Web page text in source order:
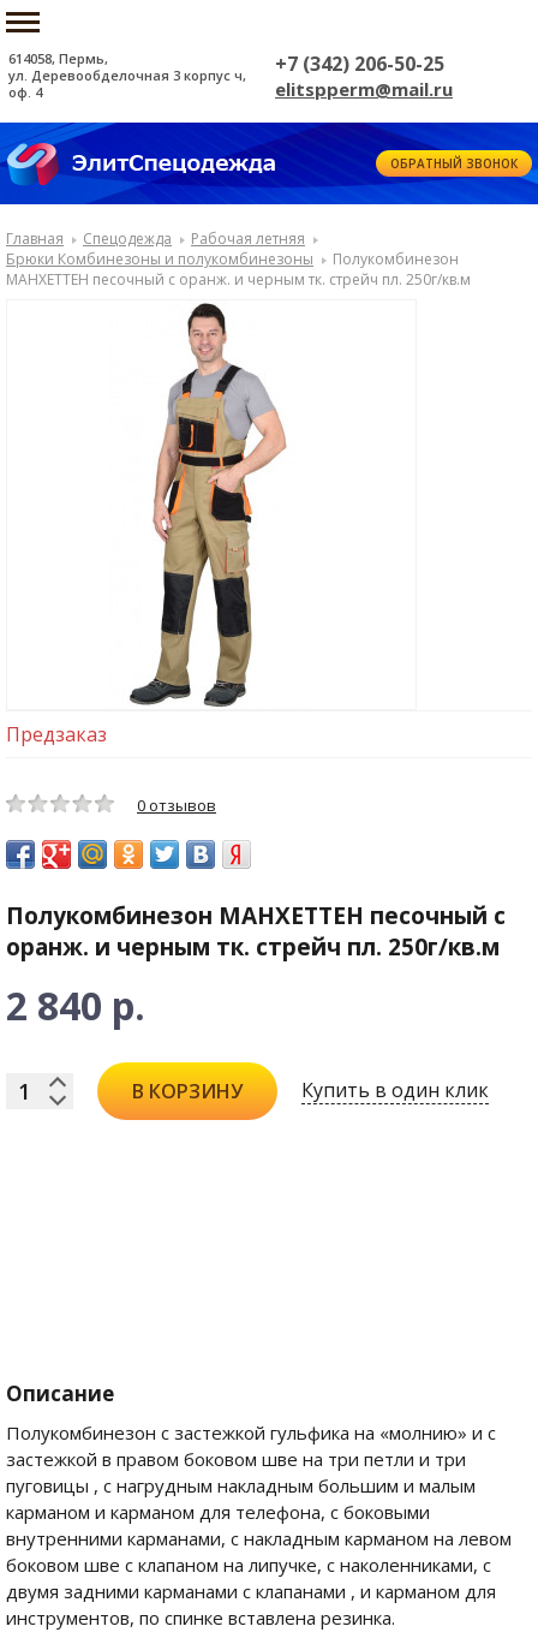
614058, Пермь,
ул. Деревообделочная 3 корпус ч,
оф. 4
+7 (342) 206-50-25
elitspperm@mail.ru
ОБРАТНЫЙ ЗВОНОК
Главная Спецодежда
Рабочая летняя
Брюки Комбинезоны и полукомбинезоны
Полукомбинезон
МАНХЕТТЕН песочный с оранж. и черным тк. стрейч пл. 250г/кв.м
Предзаказ
0 отзывов
Полукомбинезон МАНХЕТТЕН песочный с
оранж. и черным тк. стрейч пл. 250г/кв.м
2 840 р.
В КОРЗИНУ Купить в один клик
Описание
Полукомбинезон с застежкой гульфика на «молнию» и с
застежкой в правом боковом шве на три петли и три
пуговицы , с нагрудным накладным большим и малым
карманом и карманом для телефона, с боковыми
внутренними карманами, с накладным карманом на левом
боковом шве с клапаном на липучке, с наколенниками, с
двумя задними карманами с клапанами , и карманом для
инструментов, по спинке вставлена резинка.